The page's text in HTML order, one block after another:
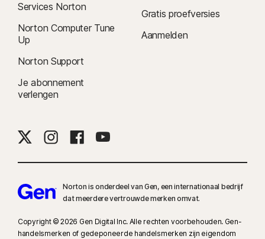
Services Norton
Norton Computer Tune
Up
Norton Support
Je abonnement
verlengen
Gratis proefversies
Aanmelden
Norton is onderdeel van Gen, een internationaal bedrijf
dat meerdere vertrouwde merken omvat.
Copyright © 2026 Gen Digital Inc. Alle rechten voorbehouden. Gen-
handelsmerken of gedeponeerde handelsmerken zijn eigendom